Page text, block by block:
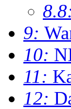
9:
10:
11:
12: